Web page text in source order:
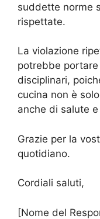
suddette norme
rispettate.
La violazione
potrebbe
disciplinari,
cucina non è
anche di salute
Grazie per la
quotidiano.
Cordiali saluti,
[Nome del